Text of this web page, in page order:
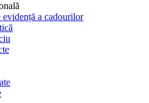
evidență a cadourilor